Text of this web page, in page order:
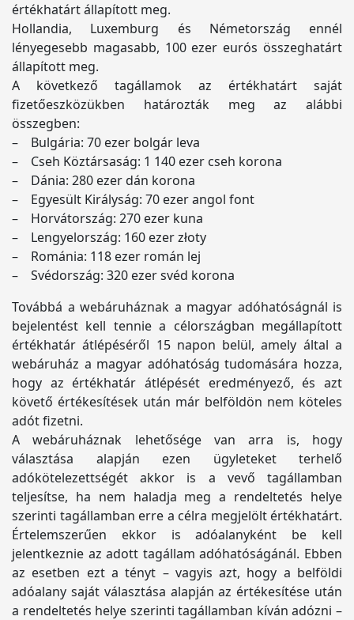
értékhatárt állapított meg.
Hollandia, Luxemburg és Németország ennél
lényegesebb magasabb, 100 ezer eurós összeghatárt
állapított meg.
A következő tagállamok az értékhatárt saját
fizetőeszközükben határozták meg az alábbi
összegben:
– Bulgária: 70 ezer bolgár leva
– Cseh Köztársaság: 1 140 ezer cseh korona
– Dánia: 280 ezer dán korona
– Egyesült Királyság: 70 ezer angol font
– Horvátország: 270 ezer kuna
– Lengyelország: 160 ezer złoty
– Románia: 118 ezer román lej
– Svédország: 320 ezer svéd korona
Továbbá a webáruháznak a magyar adóhatóságnál is
bejelentést kell tennie a célországban megállapított
értékhatár átlépéséről 15 napon belül, amely által a
webáruház a magyar adóhatóság tudomására hozza,
hogy az értékhatár átlépését eredményező, és azt
követő értékesítések után már belföldön nem köteles
adót fizetni.
A webáruháznak lehetősége van arra is, hogy
választása alapján ezen ügyleteket terhelő
adókötelezettségét akkor is a vevő tagállamban
teljesítse, ha nem haladja meg a rendeltetés helye
szerinti tagállamban erre a célra megjelölt értékhatárt.
Értelemszerűen ekkor is adóalanyként be kell
jelentkeznie az adott tagállam adóhatóságánál. Ebben
az esetben ezt a tényt – vagyis azt, hogy a belföldi
adóalany saját választása alapján az értékesítése után
a rendeltetés helye szerinti tagállamban kíván adózni –